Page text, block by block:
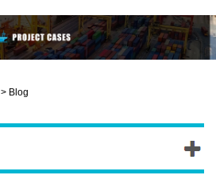
> Blog